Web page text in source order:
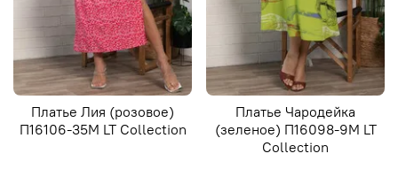
Платье Лия (розовое)
П16106-35М LT Collection
Платье Чародейка
(зеленое) П16098-9М LT
Collection